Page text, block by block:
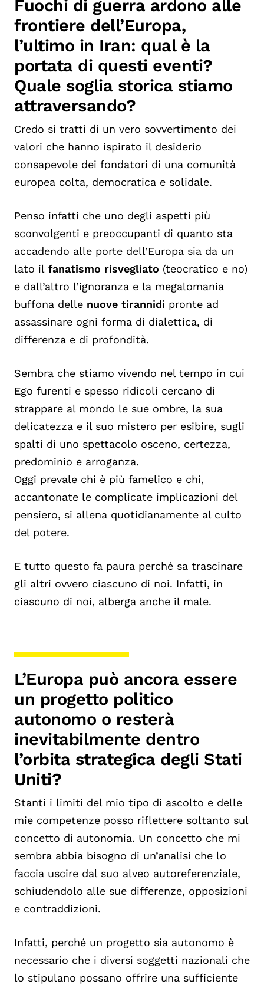
Fuochi di guerra ardono alle
frontiere dell’Europa,
l’ultimo in Iran: qual è la
portata di questi eventi?
Quale soglia storica stiamo
attraversando?
Credo si tratti di un vero sovvertimento dei
valori che hanno ispirato il desiderio
consapevole dei fondatori di una comunità
europea colta, democratica e solidale.
Penso infatti che uno degli aspetti più
sconvolgenti e preoccupanti di quanto sta
accadendo alle porte dell’Europa sia da un
lato il fanatismo risvegliato (teocratico e no)
e dall’altro l’ignoranza e la megalomania
buffona delle nuove tirannidi pronte ad
assassinare ogni forma di dialettica, di
differenza e di profondità.
Sembra che stiamo vivendo nel tempo in cui
Ego furenti e spesso ridicoli cercano di
strappare al mondo le sue ombre, la sua
delicatezza e il suo mistero per esibire, sugli
spalti di uno spettacolo osceno, certezza,
predominio e arroganza.
Oggi prevale chi è più famelico e chi,
accantonate le complicate implicazioni del
pensiero, si allena quotidianamente al culto
del potere.
E tutto questo fa paura perché sa trascinare
gli altri ovvero ciascuno di noi. Infatti, in
ciascuno di noi, alberga anche il male.
L’Europa può ancora essere
un progetto politico
autonomo o resterà
inevitabilmente dentro
l’orbita strategica degli Stati
Uniti?
Stanti i limiti del mio tipo di ascolto e delle
mie competenze posso riflettere soltanto sul
concetto di autonomia. Un concetto che mi
sembra abbia bisogno di un’analisi che lo
faccia uscire dal suo alveo autoreferenziale,
schiudendolo alle sue differenze, opposizioni
e contraddizioni.
Infatti, perché un progetto sia autonomo è
necessario che i diversi soggetti nazionali che
lo stipulano possano offrire una sufficiente